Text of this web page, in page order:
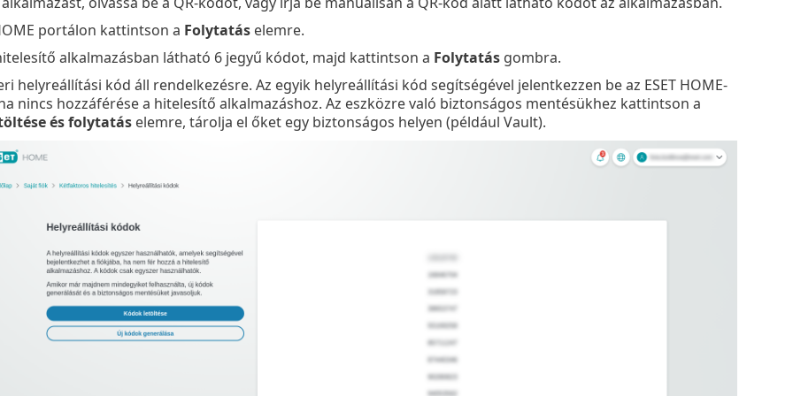
portálon kattintson a Folytatáselemre.
alkalmazásban látható 6 jegyű kódot, majd kattintson a Folytatásgombra.
helyreállítási kód áll rendelkezésre. Az egyik helyreállítási kód segítségével jelentkezzen be az ESET HOME-
nincs hozzáférése a hitelesítő alkalmazáshoz. Az eszközre való biztonságos mentésükhez kattintson a
és folytatáselemre, tárolja el őket egy biztonságos helyen (például Vault).